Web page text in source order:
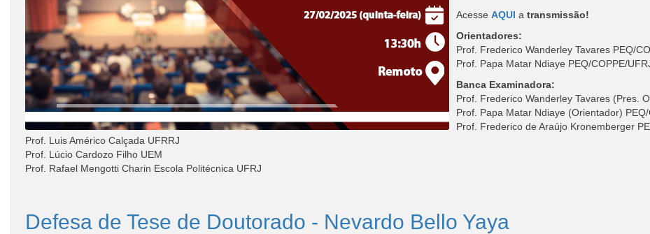
Acesse AQUI a transmissão!
Orientadores:
Prof. Frederico Wanderley Tavares PEQ/
Prof. Papa Matar Ndiaye PEQ/COPPE/
Banca Examinadora:
Prof. Frederico Wanderley Tavares (Pres.
Prof. Papa Matar Ndiaye (Orientador)
Prof. Frederico de Araújo Kronemberger
Prof. Luis Américo Calçada UFRRJ
Prof. Lúcio Cardozo Filho UEM
Prof. Rafael Mengotti Charin Escola Politécnica UFRJ
Defesa de Tese de Doutorado - Nevardo Bello Yaya